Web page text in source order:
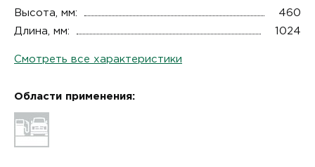
Высота, мм:
460
Длина, мм:
1024
Смотреть все характеристики
Области применения: